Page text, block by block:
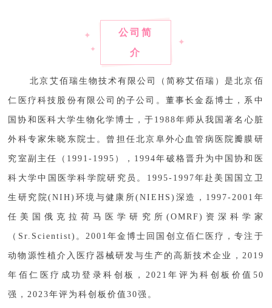
✦
✦
公司简
介
✦
北京艾佰瑞生物技术有限公司（简称艾佰瑞）是北京佰
仁医疗科技股份有限公司的子公司。董事长金磊博士，系中
国协和医科大学生物化学博士，于1988年师从我国著名心脏
外科专家朱晓东院士。曾担任北京阜外心血管病医院瓣膜研
究室副主任（1991-1995），1994年破格晋升为中国协和医
科大学中国医学科学院研究员。1995-1997年赴美国国立卫
生研究院(NIH)环境与健康所(NIEHS)深造，1997-2001年
任美国俄克拉荷马医学研究所(OMRF)资深科学家
（Sr.Scientist)。2001年金博士回国创立佰仁医疗，专注于
动物源性植介入医疗器械研发与生产的高新技术企业，2019
年佰仁医疗成功登录科创板，2021年评为科创板价值50
强，2023年评为科创板价值30强。